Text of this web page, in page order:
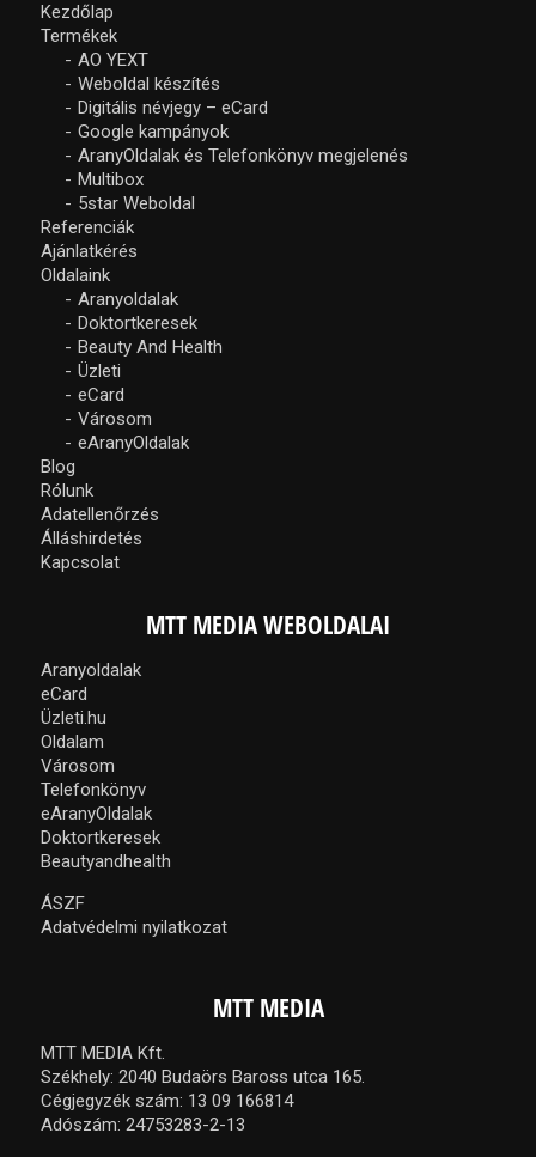
Kezdőlap
Termékek
AO YEXT
Weboldal készítés
Digitális névjegy – eCard
Google kampányok
AranyOldalak és Telefonkönyv megjelenés
Multibox
5star Weboldal
Referenciák
Ajánlatkérés
Oldalaink
Aranyoldalak
Doktortkeresek
Beauty And Health
Üzleti
eCard
Városom
eAranyOldalak
Blog
Rólunk
Adatellenőrzés
Álláshirdetés
Kapcsolat
MTT MEDIA WEBOLDALAI
Aranyoldalak
eCard
Üzleti.hu
Oldalam
Városom
Telefonkönyv
eAranyOldalak
Doktortkeresek
Beautyandhealth
ÁSZF
Adatvédelmi nyilatkozat
MTT MEDIA
MTT MEDIA Kft.
Székhely: 2040 Budaörs Baross utca 165.
Cégjegyzék szám: 13 09 166814
Adószám: 24753283-2-13